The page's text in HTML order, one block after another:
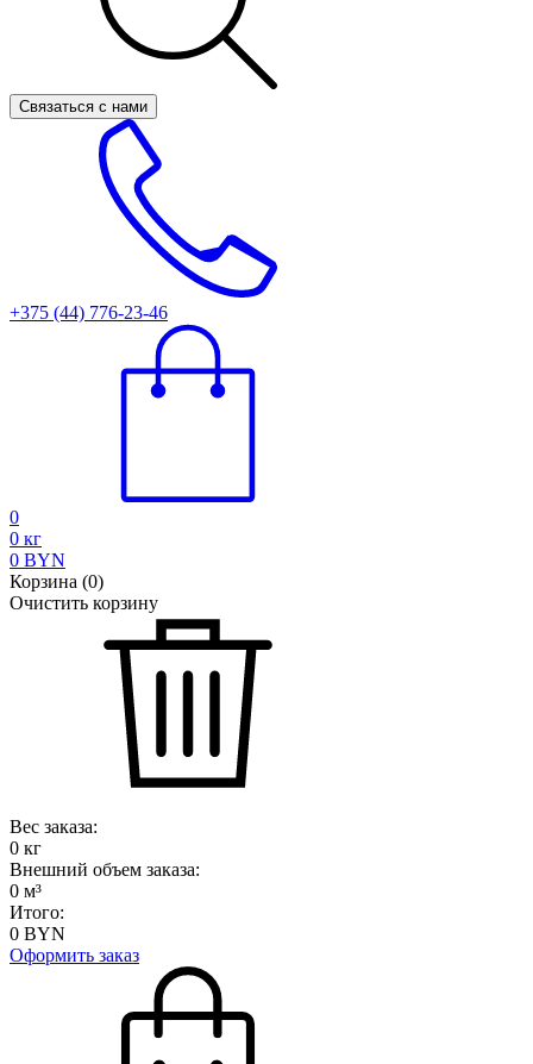
Связаться с нами
+375 (44) 776-23-46
0
0 кг
0 BYN
Корзина (0)
Очистить корзину
Вес заказа:
0 кг
Внешний объем заказа:
0 м³
Итого:
0 BYN
Оформить заказ